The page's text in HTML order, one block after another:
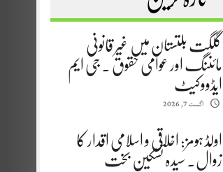
گلگت بلتستان میں غیر قانونی
مائننگ اور عوامی حقوق . جی ایم
ایڈووکیٹ
اگست 7, 2026
اولڈ ہومز: اخلاقی و اسلامی اقدار کا
زوال. سیدہ تسکین بخت